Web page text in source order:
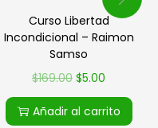
Curso Libertad
Incondicional – Raimon
Samso
$169.00 $5.00
Añadir al carrito